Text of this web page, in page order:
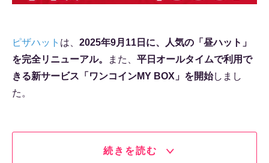
ピザハット は、 2025年9月11日に、人気の「昼ハット」
を完全リニューアル。
また、 平日オールタイムで利用で
きる新サービス「ワンコインMY BOX」を開始しまし
た。
続きを読む